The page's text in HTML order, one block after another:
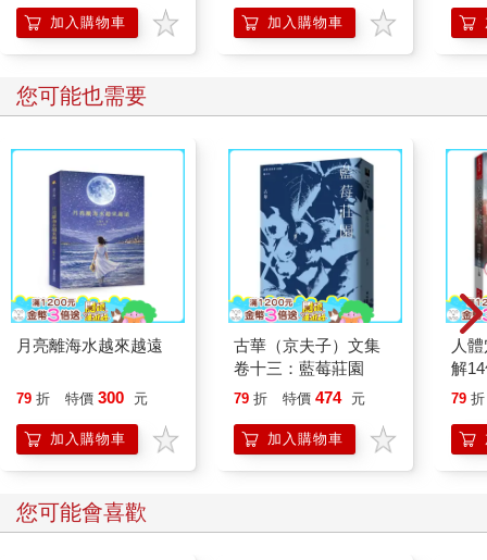
的37個科學方法
加入購物車 加入購物車
您可能也需要
月亮離海水越來越遠
79 折 特價 300 元
加入購物車
古華（京夫子）文集
卷十三：藍莓莊園
79 折 特價 474 元
加入購物車
人
解
個
手
定
79 折
您可能會喜歡